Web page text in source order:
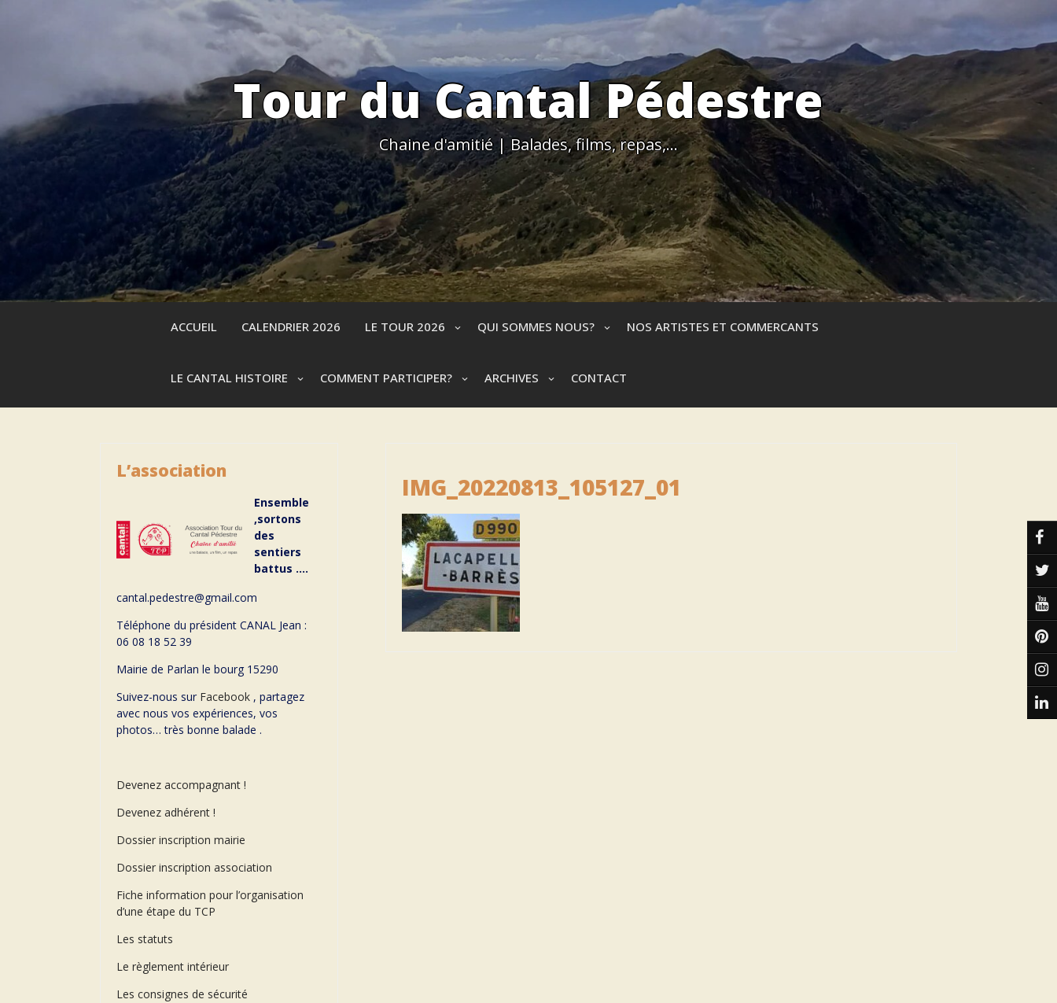
Tour du Cantal Pédestre
Chaine d'amitié | Balades, films, repas,…
ACCUEIL CALENDRIER 2026 LE TOUR 2026 QUI SOMMES NOUS? NOS ARTISTES ET COMMERCANTS
LE CANTAL HISTOIRE COMMENT PARTICIPER? ARCHIVES CONTACT
IMG_20220813_105127_01
L’association
Ensemble
,sortons
des
sentiers
battus ….
cantal.pedestre@gmail.com
Téléphone du président CANAL Jean :
06 08 18 52 39
Mairie de Parlan le bourg 15290
Suivez-nous sur Facebook , partagez
avec nous vos expériences, vos
photos… très bonne balade .
Devenez accompagnant !
Devenez adhérent !
Dossier inscription mairie
Dossier inscription association
Fiche information pour l’organisation
d’une étape du TCP
Les statuts
Le règlement intérieur
Les consignes de sécurité